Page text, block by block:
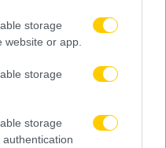
storage
website or app.
storage
storage